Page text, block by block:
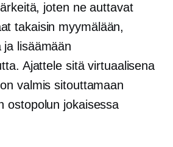
joten ne auttavat
takaisin myymälään,
ja lisäämään
Ajattele sitä virtuaalisena
valmis sitouttamaan
ostopolun jokaisessa